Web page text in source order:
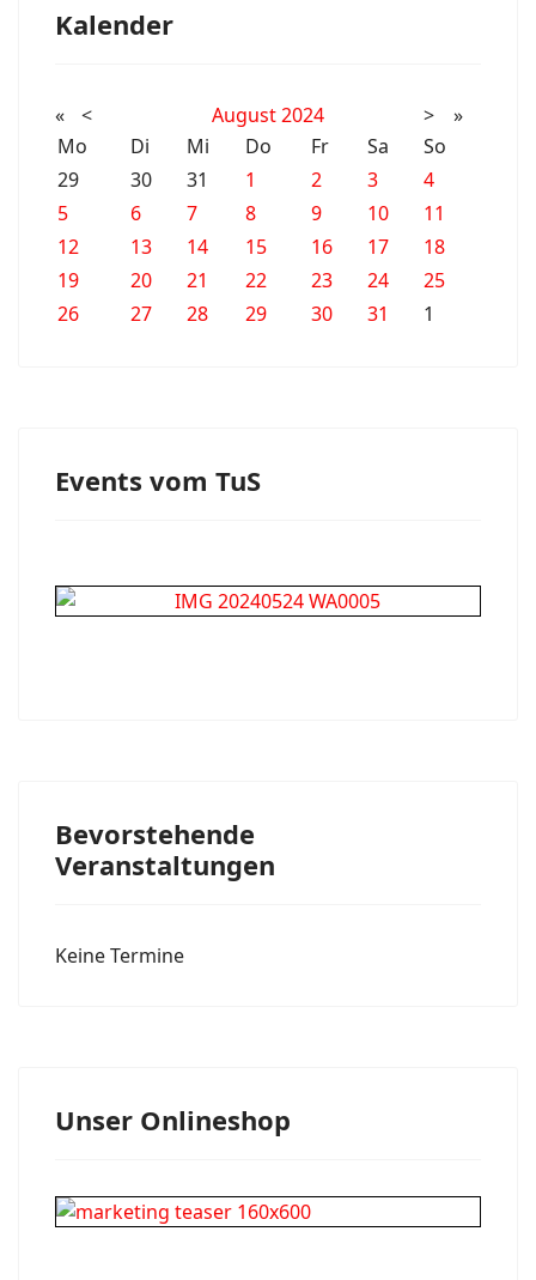
Kalender
« < August 2024 >
»
Mo
Di Mi Do Fr Sa
So
29
30 31 1 2 3
4
5
6 7 8 9 10
11
12
13 14 15 16 17
18
19
20 21 22 23 24
25
26
27 28 29 30 31 1
Events vom TuS
Bevorstehende
Veranstaltungen
Keine Termine
Unser Onlineshop